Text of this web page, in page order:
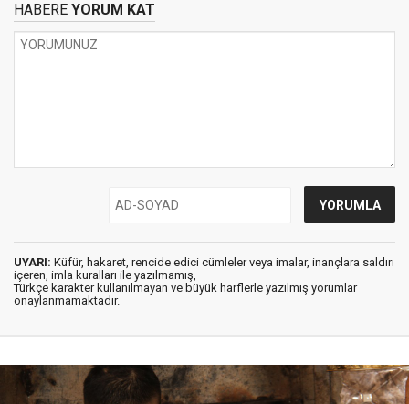
HABERE YORUM KAT
UYARI: Küfür, hakaret, rencide edici cümleler veya imalar, inançlara saldırı
içeren, imla kuralları ile yazılmamış,
Türkçe karakter kullanılmayan ve büyük harflerle yazılmış yorumlar
onaylanmamaktadır.